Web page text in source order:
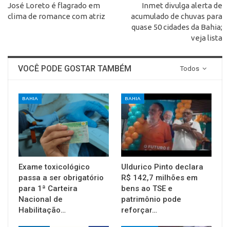
José Loreto é flagrado em
clima de romance com atriz
Inmet divulga alerta de
acumulado de chuvas para
quase 50 cidades da Bahia;
veja lista
Todos
VOCÊ PODE GOSTAR TAMBÉM
BAHIA
Exame toxicológico
passa a ser obrigatório
para 1ª Carteira
Nacional de
Habilitação…
BAHIA
Uldurico Pinto declara
R$ 142,7 milhões em
bens ao TSE e
patrimônio pode
reforçar…